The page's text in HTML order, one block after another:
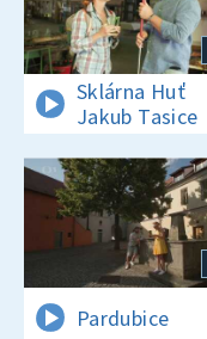
Sklárna Huť
Jakub Tasice
Pardubice